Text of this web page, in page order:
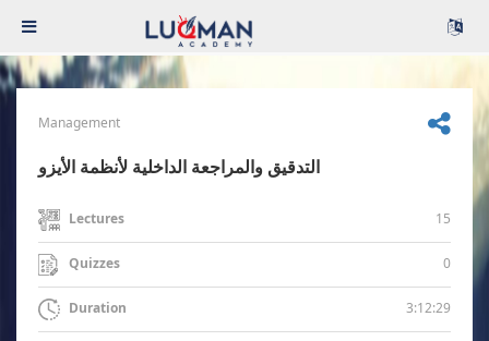
Management
التدقيق والمراجعة الداخلية لأنظمة الأيزو
Lectures 15
Quizzes 0
Duration 3:12:29